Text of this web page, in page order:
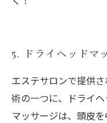
5. ドライヘッドマ
エステサロンで提供
術の一つに、ドライ
マッサージは、頭皮